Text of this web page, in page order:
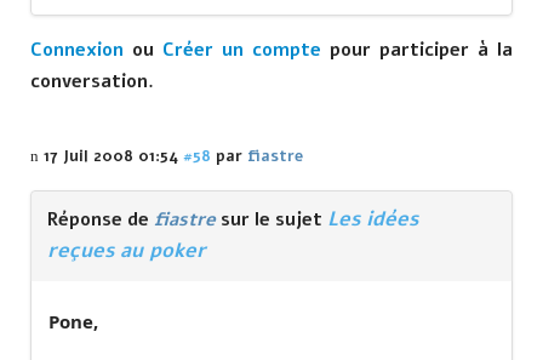
Connexion ou Créer un compte pour participer à la
conversation.
17 Juil 2008 01:54 #58 par fiastre
Réponse de fiastresur le sujet Les idées
reçues au poker
Pone,